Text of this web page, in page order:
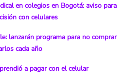
en colegios en Bogotá: aviso para
con celulares
lanzarán programa para no comprar
cada año
a pagar con el celular